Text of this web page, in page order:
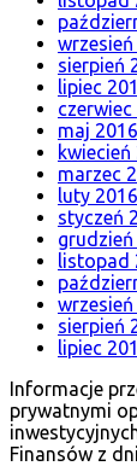
sierpień
lipiec
czerwiec
maj 2016
kwiecień
marzec
luty 2016
styczeń
grudzień
listopad
sierpień
lipiec
Informacje
prywatnymi
Finansów z